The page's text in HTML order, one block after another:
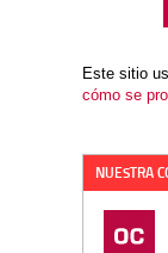
Este sitio
cómo se
NUESTRA